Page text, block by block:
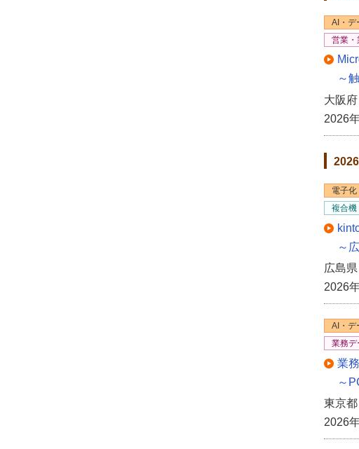
AI・デ
営業・
～
大阪
2026
電子
複合機
～
広島
2026
AI・デ
業務デ
業
～
東京
2026